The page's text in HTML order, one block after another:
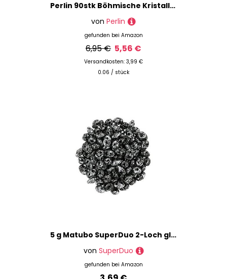
Perlin 90stk Böhmische Kristallperlen 4mm Doppelkegel Tschechische Perlen Glasschliffperlen Glasperlen, Bicone Beads (Perlweiß)
von Perlin
gefunden bei Amazon
6,95 € 5,56 €
Versandkosten: 3,99 €
0.06 / stück
5 g Matubo SuperDuo 2-Loch glasperlen Bohmisch, Tweedy Silber 2,5x5 mm (Tweedy Silver)
von SuperDuo
gefunden bei Amazon